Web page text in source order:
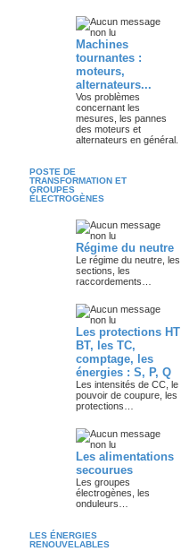
Machines
tournantes :
moteurs,
alternateurs...
Vos problèmes
concernant les
mesures, les pannes
des moteurs et
alternateurs en général.
POSTE DE
TRANSFORMATION ET
GROUPES
ÉLECTROGÈNES
Régime du neutre
Le régime du neutre, les
sections, les
raccordements…
Les protections HT
BT, les TC,
comptage, les
énergies : S, P, Q
Les intensités de CC, le
pouvoir de coupure, les
protections…
Les alimentations
secourues
Les groupes
électrogènes, les
onduleurs…
LES ÉNERGIES
RENOUVELABLES